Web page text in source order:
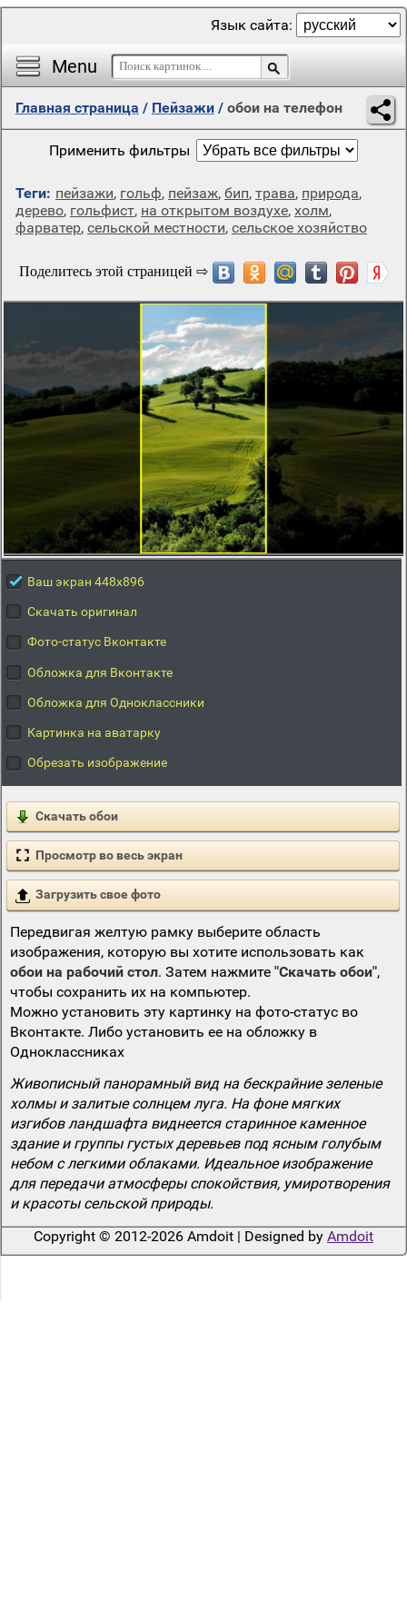
Menu
Язык сайта:
Главная страница / Пейзажи / обои на телефон
Применить фильтры
Теги: пейзажи, гольф, пейзаж, бип, трава, природа,
дерево, гольфист, на открытом воздухе, холм,
фарватер, сельской местности, сельское хозяйство
Ваш экран 448x896
Скачать оригинал
Фото-статус Вконтакте
Обложка для Вконтакте
Обложка для Одноклассники
Картинка на аватарку
Обрезать изображение
Скачать обои
Просмотр во весь экран
Загрузить свое фото
Передвигая желтую рамку выберите область
изображения, которую вы хотите использовать как
обои на рабочий стол. Затем нажмите "Скачать обои",
чтобы сохранить их на компьютер.
Можно установить эту картинку на фото-статус во
Вконтакте. Либо установить ее на обложку в
Одноклассниках
Живописный панорамный вид на бескрайние зеленые
холмы и залитые солнцем луга. На фоне мягких
изгибов ландшафта виднеется старинное каменное
здание и группы густых деревьев под ясным голубым
небом с легкими облаками. Идеальное изображение
для передачи атмосферы спокойствия, умиротворения
и красоты сельской природы.
Copyright © 2012-2026 Amdoit | Designed by Amdoit